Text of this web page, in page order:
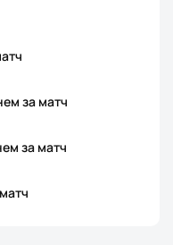
за матч
за матч